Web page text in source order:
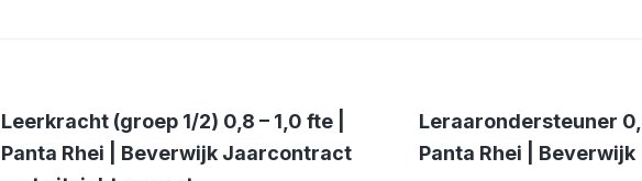
Leerkracht (groep 1/2) 0,8 – 1,0 fte |
Panta Rhei | Beverwijk Jaarcontract
Leraarondersteuner
Panta Rhei | Beverwijk